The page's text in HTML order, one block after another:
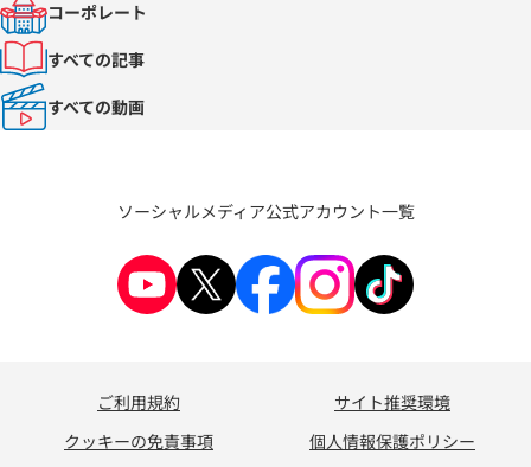
コーポレート
すべての記事
すべての動画
ソーシャルメディア公式アカウント一覧
ご利用規約
サイト推奨環境
クッキーの免責事項
個人情報保護ポリシー